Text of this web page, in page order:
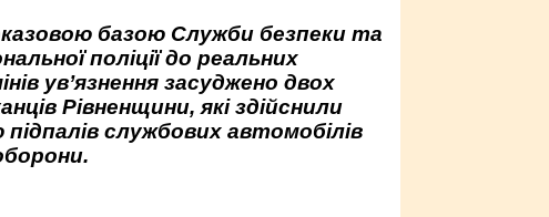
базою Служби безпеки та
поліції до реальних
ув’язнення засуджено двох
Рівненщини, які здійснили
підпалів службових автомобілів